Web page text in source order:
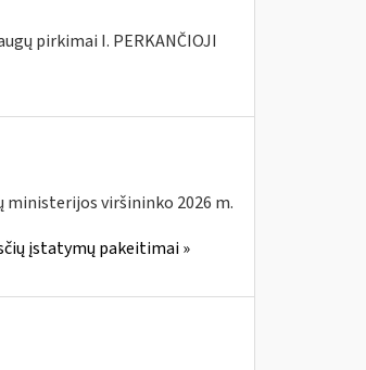
pirkimai I. PERKANČIOJI
ministerijos viršininko 2026 m.
įstatymų pakeitimai »